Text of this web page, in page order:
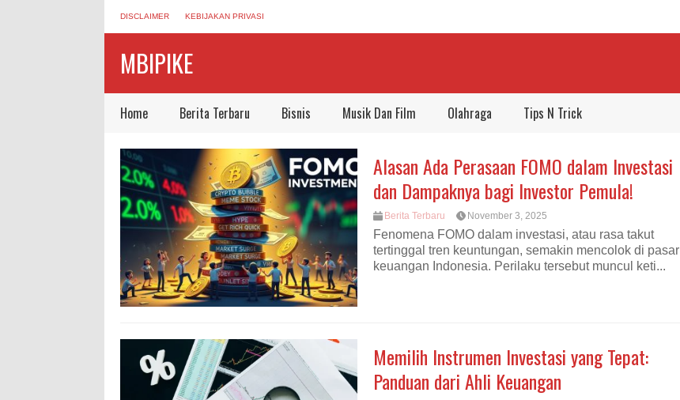
DISCLAIMER KEBIJAKAN PRIVASI
MBIPIKE
Home Berita Terbaru Bisnis Musik Dan Film Olahraga Tips N Trick
Alasan Ada Perasaan FOMO dalam Investasi
dan Dampaknya bagi Investor Pemula!
Berita Terbaru November 3, 2025
Fenomena FOMO dalam investasi, atau rasa takut
tertinggal tren keuntungan, semakin mencolok di pasar
keuangan Indonesia. Perilaku tersebut muncul keti...
Memilih Instrumen Investasi yang Tepat:
Panduan dari Ahli Keuangan